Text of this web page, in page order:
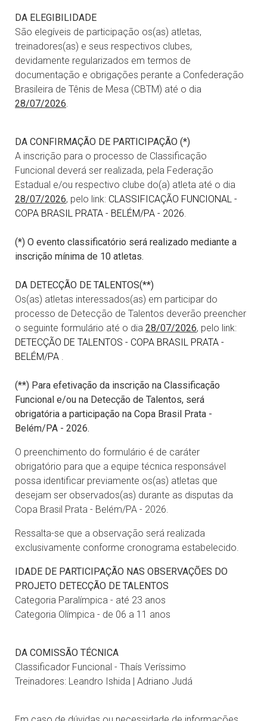
DA ELEGIBILIDADE
São elegíveis de participação os(as) atletas,
treinadores(as) e seus respectivos clubes,
devidamente regularizados em termos de
documentação e obrigações perante a Confederação
Brasileira de Tênis de Mesa (CBTM) até o dia
28/07/2026.
DA CONFIRMAÇÃO DE PARTICIPAÇÃO (*)
A inscrição para o processo de Classificação
Funcional deverá ser realizada, pela Federação
Estadual e/ou respectivo clube do(a) atleta até o dia
28/07/2026, pelo link: CLASSIFICAÇÃO FUNCIONAL -
COPA BRASIL PRATA - BELÉM/PA - 2026.
(*) O evento classificatório será realizado mediante a
inscrição mínima de 10 atletas.
DA DETECÇÃO DE TALENTOS(**)
Os(as) atletas interessados(as) em participar do
processo de Detecção de Talentos deverão preencher
o seguinte formulário até o dia 28/07/2026, pelo link:
DETECÇÃO DE TALENTOS - COPA BRASIL PRATA -
BELÉM/PA .
(**) Para efetivação da inscrição na Classificação
Funcional e/ou na Detecção de Talentos, será
obrigatória a participação na Copa Brasil Prata -
Belém/PA - 2026.
O preenchimento do formulário é de caráter
obrigatório para que a equipe técnica responsável
possa identificar previamente os(as) atletas que
desejam ser observados(as) durante as disputas da
Copa Brasil Prata - Belém/PA - 2026.
Ressalta-se que a observação será realizada
exclusivamente conforme cronograma estabelecido.
IDADE DE PARTICIPAÇÃO NAS OBSERVAÇÕES DO
PROJETO DETECÇÃO DE TALENTOS
Categoria Paralímpica - até 23 anos
Categoria Olímpica - de 06 a 11 anos
DA COMISSÃO TÉCNICA
Classificador Funcional - Thaís Veríssimo
Treinadores: Leandro Ishida | Adriano Judá